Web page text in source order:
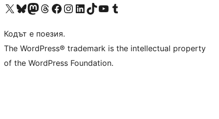
Visit our X (formerly Twitter) account
Visit our Bluesky account
Visit our Mastodon account
Visit our Threads account
Посетете нашата страница във Facebook
Посетете нашия профил в Instagram
Посетете нашия профил в LinkedIn
Visit our TikTok account
Visit our YouTube channel
Visit our Tumblr account
Кодът е поезия.
The WordPress® trademark is the intellectual property
of the WordPress Foundation.